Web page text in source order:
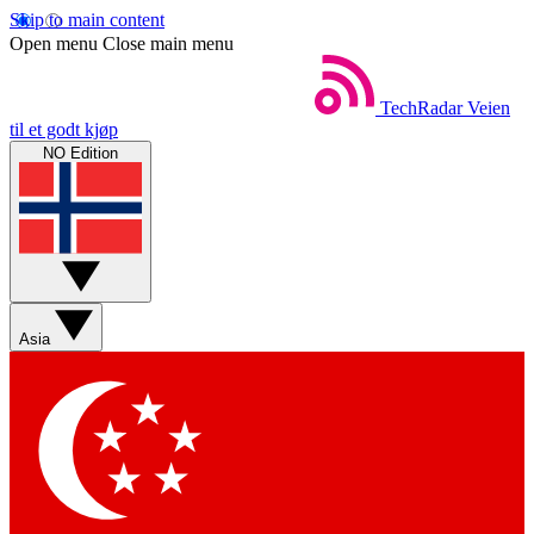
Skip to main content
Open menu Close main menu
TechRadar Veien
til et godt kjøp
NO Edition
Asia